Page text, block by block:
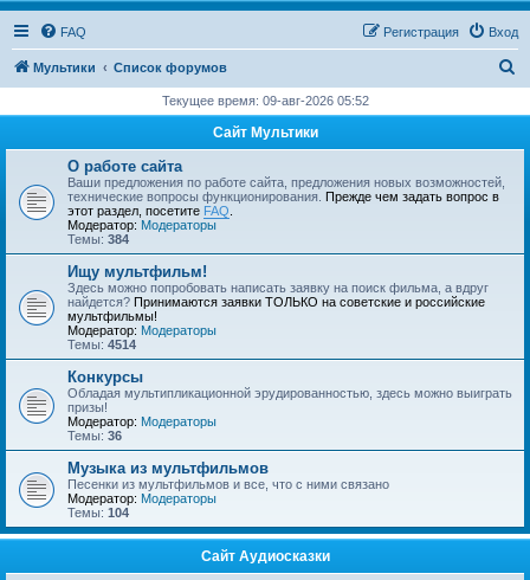
FAQ Вход
Регистрация
Мультики Список форумов
с
Текущее время: 09-авг-2026 05:52
Сайт Мультики
О работе сайта
Ваши предложения по работе сайта, предложения новых возможностей,
технические вопросы функционирования. Прежде чем задать вопрос в
этот раздел, посетите FAQ
Модератор: Модераторы
Темы: 384
Ищу мультфильм!
Здесь можно попробовать написать заявку на поиск фильма, а вдруг
найдется? Принимаются заявки ТОЛЬКО на советские и российские
мультфильмы!
Модератор: Модераторы
Темы: 4514
Конкурсы
Обладая мультипликационной эрудированностью, здесь можно выиграть
призы!
Модератор: Модераторы
Темы: 36
Музыка из мультфильмов
Песенки из мультфильмов и все, что с ними связано
Модератор: Модераторы
Темы: 104
Сайт Аудиосказки